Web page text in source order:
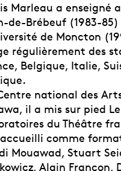
Marleau a enseigné
de-Brébeuf (1983-
de Moncton
régulièrement des
Belgique, Italie,
national des
il a mis sur pied
du Théâtre
comme
Mouawad, Stuart
Alain Françon,